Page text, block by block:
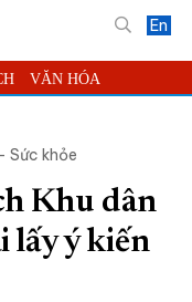
En
VĂN HÓA
BẠN ĐỌC
ONLINE
Sức khỏe
Khu dân
lấy ý kiến